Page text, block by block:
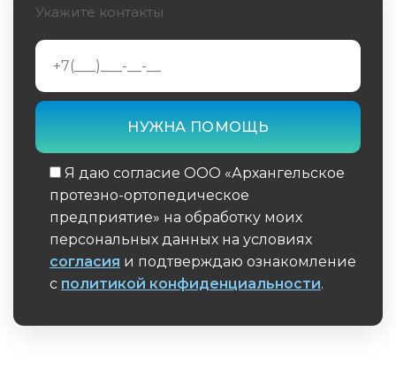
Значимые имена в истории протезирования
Эволюция материалов в протезировании
Протезирование в искусстве и литературе
Этические вопросы в истории
протезирования
протезирования
Укажите контакты
Я даю согласие ООО «Архангельское
протезно-ортопедическое
предприятие» на обработку моих
персональных данных на условиях
согласия и подтверждаю ознакомление
с политикой конфиденциальности.